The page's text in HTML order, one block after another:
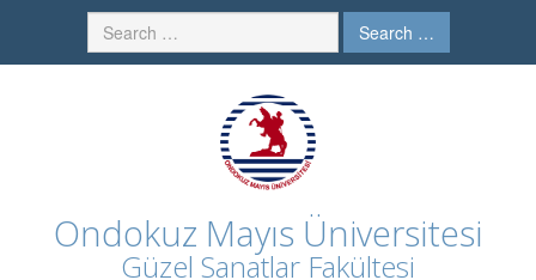
Search …
Ondokuz Mayıs Üniversitesi
Güzel Sanatlar Fakültesi